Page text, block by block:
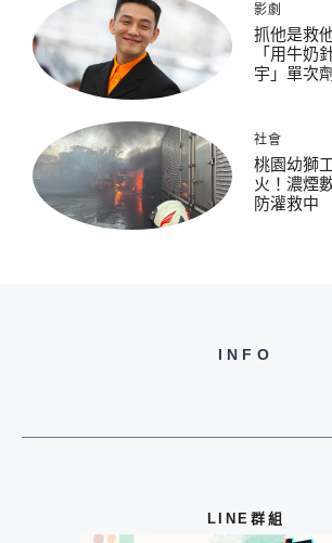
影劇
抓他是救
「用牛奶
宇」單次
社會
桃園幼獅
火！濃煙
防灌救中
INFO
LINE群組